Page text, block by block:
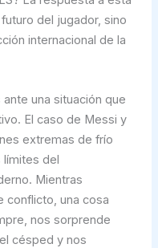
del jugador, sino
internacional de la
una situación que
El caso de Messi y
extremas de frío
límites del
Mientras
conflicto, una cosa
nos sorprende
césped y nos